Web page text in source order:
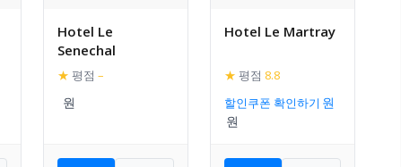
Hotel Le
Senechal
★ 평점 –
Hotel Le Martray
★ 평점 8.8
할인쿠폰 확인하기